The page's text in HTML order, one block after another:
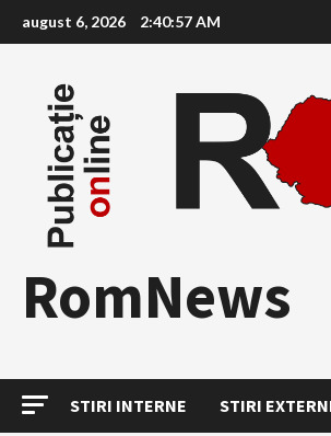
to
august 6, 2026 2:40:58 AM
RomNews
STIRI INTERNE STIRI